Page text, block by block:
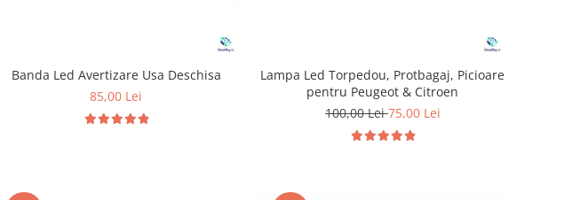
Banda Led Avertizare Usa Deschisa
85,00 Lei
Lampa Led Torpedou, Protbagaj, Picioare
pentru Peugeot & Citroen
100,00 Lei75,00 Lei